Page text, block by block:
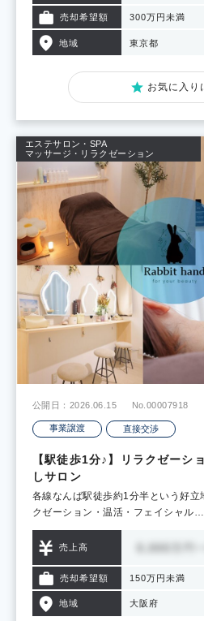
売却希望額 300万円未満
地域 東京都
お気に入り
エステサロン・SPA
マッサージ・リラクゼーション
公開日：2026.06.15 No.00007918
事業譲渡 直接交渉
【駅徒歩1分♪】リラクゼーシ
しサロン
各線なんば駅徒歩約1分半という好立
クゼーション・温活・フェイシャル…
売上高
売却希望額 150万円未満
地域 大阪府